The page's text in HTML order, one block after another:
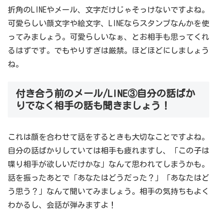
折角のLINEやメール、文字だけじゃそっけないですよね。
可愛らしい顔文字や絵文字、LINEならスタンプなんかを使
ってみましょう。可愛らしいなぁ、とお相手も思ってくれ
るはずです。でもやりすぎは厳禁。ほどほどにしましょう
ね。
付き合う前のメール/LINE③自分の話ばか
りでなく相手の話も聞きましょう！
これは顔を合わせて話をするときも大切なことですよね。
自分の話ばかりしていては相手も疲れますし、「この子は
喋り相手が欲しいだけかな」なんて思われてしまうかも。
話を振ったあとで「あなたはどうだった？」「あなたはど
う思う？」なんて聞いてみましょう。相手の気持ちもよく
わかるし、会話が弾みますよ！